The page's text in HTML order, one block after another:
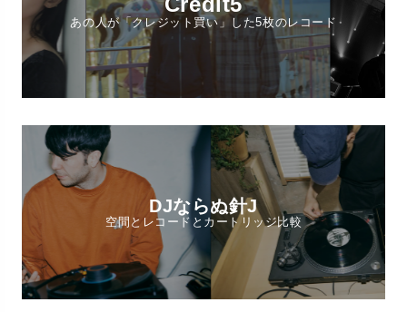
あの人が「クレジット買い」した5枚のレコード
DJならぬ針J
空間とレコードとカートリッジ比較